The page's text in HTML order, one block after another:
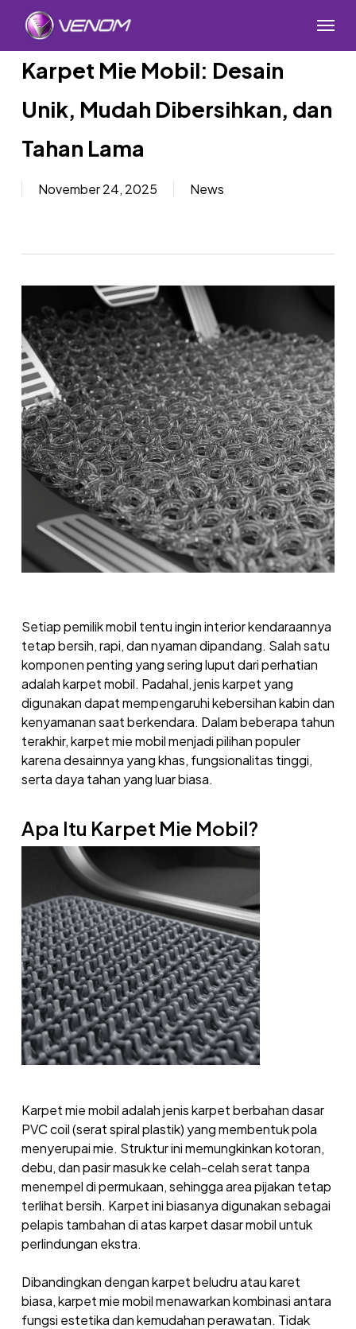
content
Menu
Karpet Mie Mobil: Desain
Unik, Mudah Dibersihkan, dan
Tahan Lama
November 24, 2025 News
Setiap pemilik mobil tentu ingin interior kendaraannya
tetap bersih, rapi, dan nyaman dipandang. Salah satu
komponen penting yang sering luput dari perhatian
adalah karpet mobil. Padahal, jenis karpet yang
digunakan dapat mempengaruhi kebersihan kabin dan
kenyamanan saat berkendara. Dalam beberapa tahun
terakhir, karpet mie mobil menjadi pilihan populer
karena desainnya yang khas, fungsionalitas tinggi,
serta daya tahan yang luar biasa.
Apa Itu Karpet Mie Mobil?
Karpet mie mobil adalah jenis karpet berbahan dasar
PVC coil (serat spiral plastik) yang membentuk pola
menyerupai mie. Struktur ini memungkinkan kotoran,
debu, dan pasir masuk ke celah-celah serat tanpa
menempel di permukaan, sehingga area pijakan tetap
terlihat bersih. Karpet ini biasanya digunakan sebagai
pelapis tambahan di atas karpet dasar mobil untuk
perlindungan ekstra.
Dibandingkan dengan karpet beludru atau karet
biasa, karpet mie mobil menawarkan kombinasi antara
fungsi estetika dan kemudahan perawatan. Tidak